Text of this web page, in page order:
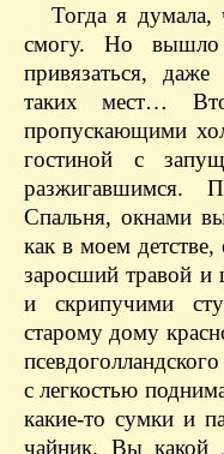
Тогда я
смогу. Но
привязаться,
таких мест…
пропускающими
гостиной с
разжигавшимся.
Спальня, окнами
как в моем
заросший травой и
и скрипучими
старому дому
с легкостью
какие-то сумки и
чайник. Вы какой